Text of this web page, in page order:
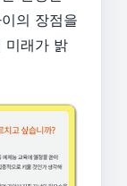
의 장점을
미래가 밝